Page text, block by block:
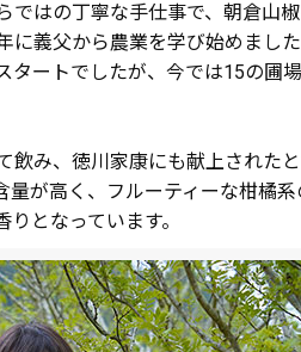
はの丁寧な手仕事で、朝倉山
に義父から農業を学び始めまし
タートでしたが、今では15の圃
み、徳川家康にも献上された
が高く、フルーティーな柑橘
となっています。